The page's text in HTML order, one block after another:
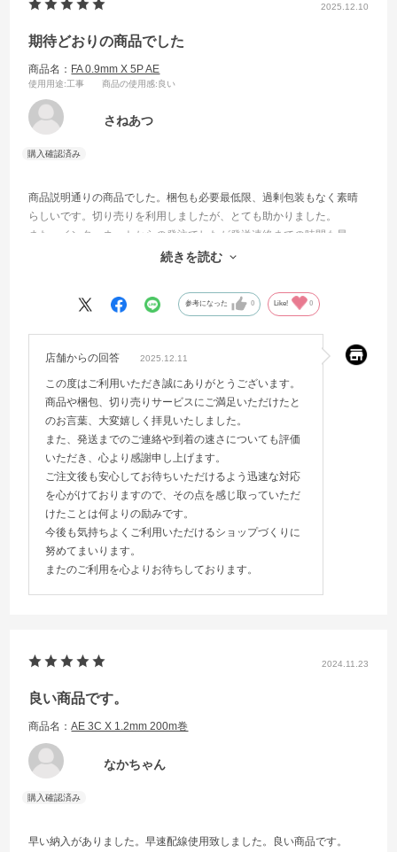
2025.12.10
期待どおりの商品でした
商品名： FA 0.9mm X 5P AE
使用用途:工事 商品の使用感:良い
さねあつ
商品説明通りの商品でした。梱包も必要最低限、過剰包装もなく素晴
らしいです。切り売りを利用しましたが、とても助かりました。
また、インターネットからの発注でしたが発送連絡までの時間も早
く、到着も早かったです。とても力を入れているのだと感じました。
続きを読む
参考になった 0 Like! 0
店舗からの回答 2025.12.11
この度はご利用いただき誠にありがとうございます。
商品や梱包、切り売りサービスにご満足いただけたと
のお言葉、大変嬉しく拝見いたしました。
また、発送までのご連絡や到着の速さについても評価
いただき、心より感謝申し上げます。
ご注文後も安心してお待ちいただけるよう迅速な対応
を心がけておりますので、その点を感じ取っていただ
けたことは何よりの励みです。
今後も気持ちよくご利用いただけるショップづくりに
努めてまいります。
またのご利用を心よりお待ちしております。
2024.11.23
良い商品です。
商品名：AE 3C X 1.2mm 200m巻
なかちゃん
早い納入がありました。早速配線使用致しました。良い商品です。